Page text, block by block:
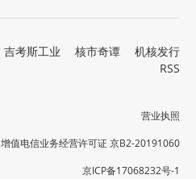
吉考斯工业 核市奇谭
机核发行
RSS
营业执照
增值电信业务经营许可证 京B2-20191060
京ICP备17068232号-1